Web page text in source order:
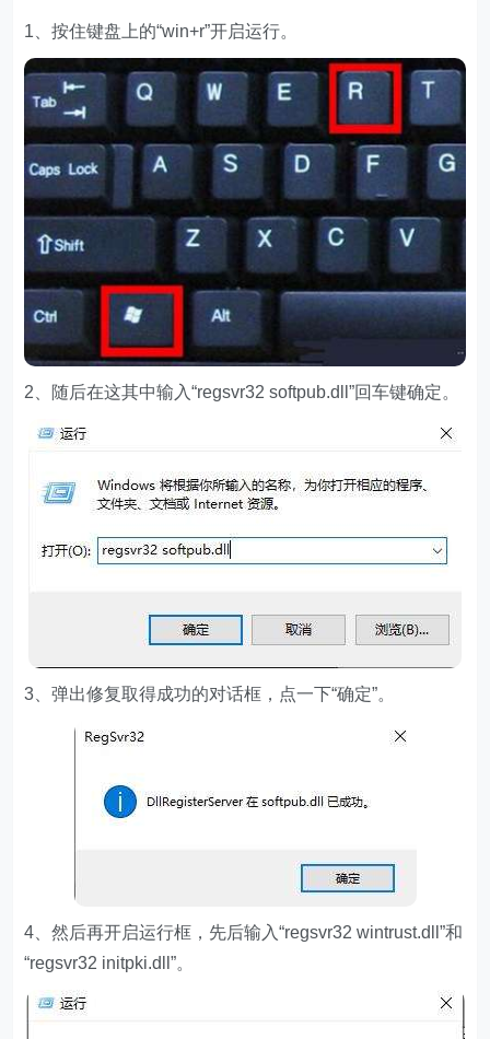
1、按住键盘上的“win+r”开启运行。
2、随后在这其中输入“regsvr32 softpub.dll”回车键确定。
3、弹出修复取得成功的对话框，点一下“确定”。
4、然后再开启运行框，先后输入“regsvr32 wintrust.dll”和
“regsvr32 initpki.dll”。